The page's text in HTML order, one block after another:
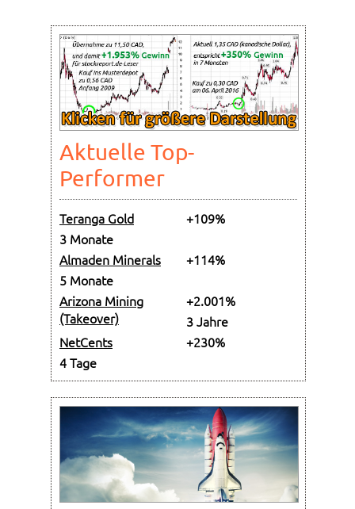
Aktuelle Top-
Performer
Teranga Gold
+109%
3 Monate
Almaden Minerals
+114%
5 Monate
Arizona Mining
(Takeover)
+2.001%
3 Jahre
NetCents
+230%
4 Tage